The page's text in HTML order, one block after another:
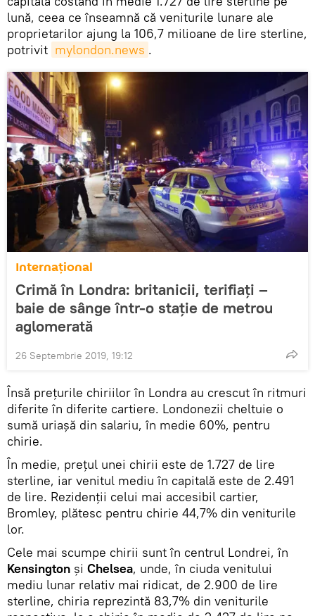
lună, ceea ce înseamnă că veniturile lunare ale
proprietarilor ajung la 106,7 milioane de lire sterline,
potrivit mylondon.news .
Internaţional
Crimă în Londra: britanicii, terifiaţi –
baie de sânge într-o staţie de metrou
aglomerată
26 Septembrie 2019, 19:12
Însă prețurile chiriilor în Londra au crescut în ritmuri
diferite în diferite cartiere. Londonezii cheltuie o
sumă uriaşă din salariu, în medie 60%, pentru
chirie.
În medie, preţul unei chirii este de 1.727 de lire
sterline, iar venitul mediu în capitală este de 2.491
de lire. Rezidenții celui mai accesibil cartier,
Bromley, plătesc pentru chirie 44,7% din veniturile
lor.
Cele mai scumpe chirii sunt în centrul Londrei, în
Kensington și Chelsea, unde, în ciuda venitului
mediu lunar relativ mai ridicat, de 2.900 de lire
sterline, chiria reprezintă 83,7% din veniturile